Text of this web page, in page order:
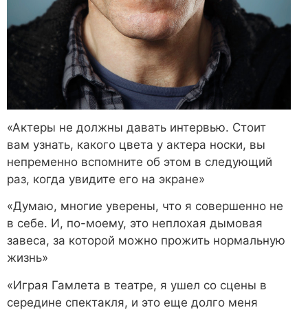
«Актеры не должны давать интервью. Стоит
вам узнать, какого цвета у актера носки, вы
непременно вспомните об этом в следующий
раз, когда увидите его на экране»
«Думаю, многие уверены, что я совершенно не
в себе. И, по-моему, это неплохая дымовая
завеса, за которой можно прожить нормальную
жизнь»
«Играя Гамлета в театре, я ушел со сцены в
середине спектакля, и это еще долго меня